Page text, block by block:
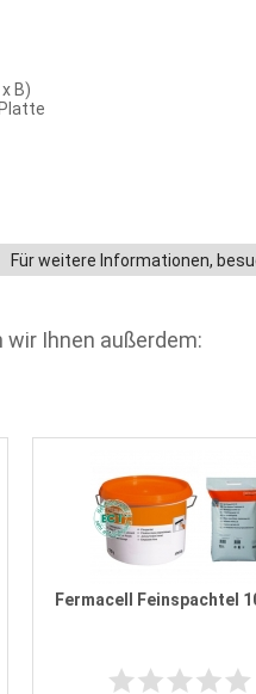
B)
Für weitere Informationen,
Ihnen außerdem:
Fermacell Feinspachtel